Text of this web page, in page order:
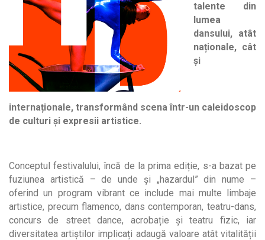
talente din
lumea
dansului, atât
naționale, cât
și
internaționale, transformând scena într-un caleidoscop
de culturi și expresii artistice.
Conceptul festivalului, încă de la prima ediție, s-a bazat pe
fuziunea artistică – de unde și „hazardul” din nume –
oferind un program vibrant ce include mai multe limbaje
artistice, precum flamenco, dans contemporan, teatru-dans,
concurs de street dance, acrobație și teatru fizic, iar
diversitatea artiștilor implicați adaugă valoare atât vitalității